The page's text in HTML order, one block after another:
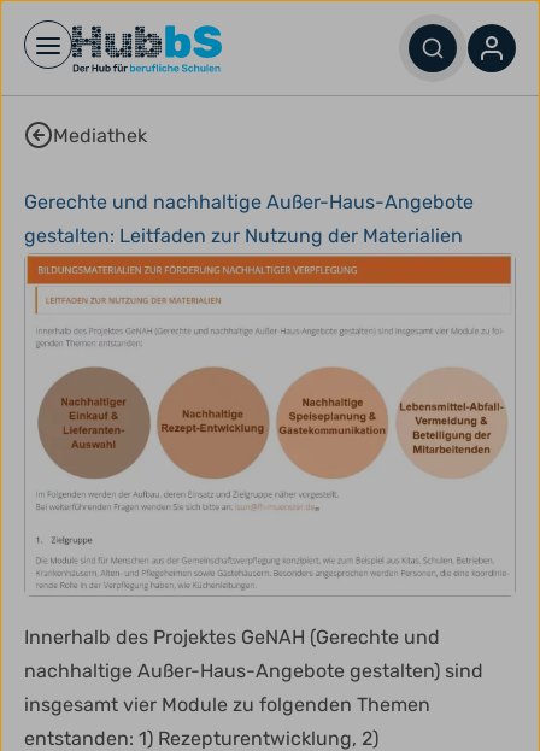
Open main menu
Mediathek
Gerechte und nachhaltige Außer-Haus-Angebote
gestalten: Leitfaden zur Nutzung der Materialien
Innerhalb des Projektes GeNAH (Gerechte und
nachhaltige Außer-Haus-Angebote gestalten) sind
insgesamt vier Module zu folgenden Themen
entstanden: 1) Rezepturentwicklung, 2)